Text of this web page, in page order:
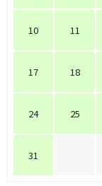
10 11
17 18
24 25
31